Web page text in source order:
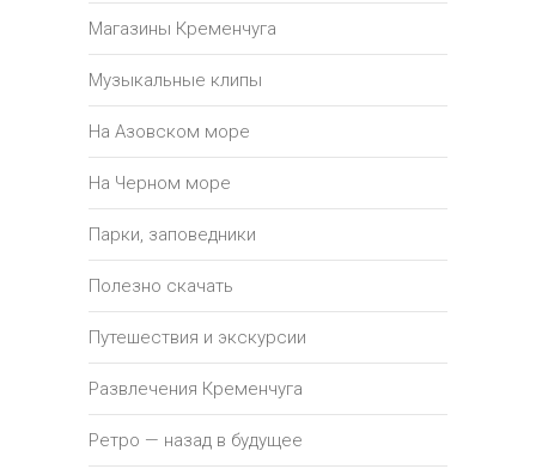
Магазины Кременчуга
Музыкальные клипы
На Азовском море
На Черном море
Парки, заповедники
Полезно скачать
Путешествия и экскурсии
Развлечения Кременчуга
Ретро — назад в будущее